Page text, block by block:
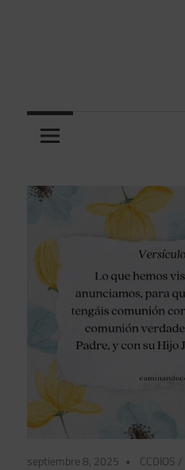
septiembre 8, 2025 CCDIOS /